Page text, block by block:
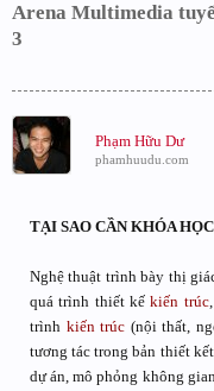
Arena Multimedia
3
Phạm Hữu Dư
phamhuudu.com
TẠI SAO CẦN KHÓA
Nghệ thuật trình bày thị
quá trình thiết kếkiến trúc
trình kiến trúc (nội thất,
tương tác trong bản thiết
dự án, mô phỏng không